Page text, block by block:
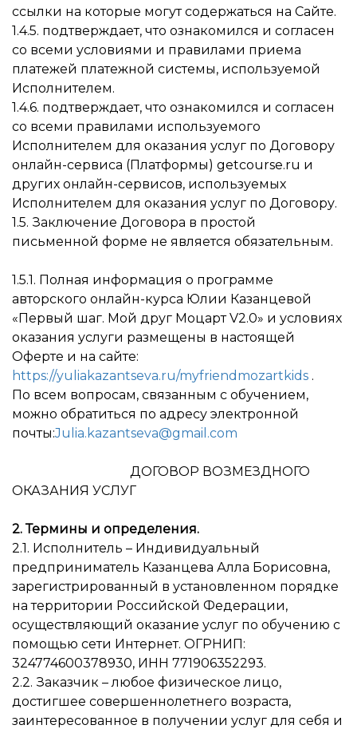
ссылки на которые могут содержаться на Сайте.
1.4.5. подтверждает, что ознакомился и согласен
со всеми условиями и правилами приема
платежей платежной системы, используемой
Исполнителем.
1.4.6. подтверждает, что ознакомился и согласен
со всеми правилами используемого
Исполнителем для оказания услуг по Договору
онлайн-сервиса (Платформы) getcourse.ru и
других онлайн-сервисов, используемых
Исполнителем для оказания услуг по Договору.
1.5. Заключение Договора в простой
письменной форме не является обязательным.
1.5.1. Полная информация о программе
авторского онлайн-курса Юлии Казанцевой
«Первый шаг. Мой друг Моцарт V2.0» и условиях
оказания услуги размещены в настоящей
Оферте и на сайте:
https://yuliakazantseva.ru/myfriendmozartkids .
По всем вопросам, связанным с обучением,
можно обратиться по адресу электронной
почты:Julia.kazantseva@gmail.com
ДОГОВОР ВОЗМЕЗДНОГО
ОКАЗАНИЯ УСЛУГ
2. Термины и определения.
2.1. Исполнитель – Индивидуальный
предприниматель Казанцева Алла Борисовна,
зарегистрированный в установленном порядке
на территории Российской Федерации,
осуществляющий оказание услуг по обучению с
помощью сети Интернет. ОГРНИП:
324774600378930, ИНН 771906352293.
2.2. Заказчик – любое физическое лицо,
достигшее совершеннолетнего возраста,
заинтересованное в получении услуг для себя и